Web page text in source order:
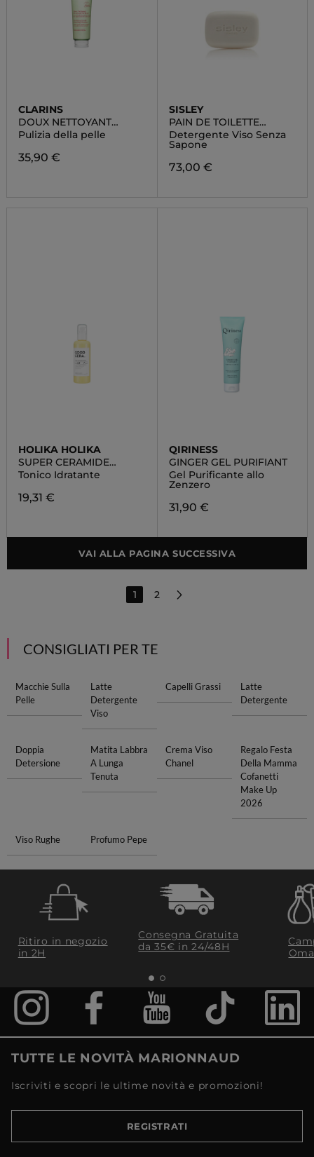
CLARINS
DOUX NETTOYANT
MOUSSANT PURIFIANT
Pulizia della pelle
35,90 €
SISLEY
PAIN DE TOILETTE
FACIAL
Detergente Viso Senza
Sapone
73,00 €
HOLIKA HOLIKA
SUPER CERAMIDE
TONER
Tonico Idratante
19,31 €
QIRINESS
GINGER GEL PURIFIANT
Gel Purificante allo
Zenzero
31,90 €
VAI ALLA PAGINA SUCCESSIVA
1 2
CONSIGLIATI PER TE
Macchie Sulla
Pelle
Latte
Detergente
Viso
Capelli Grassi
Latte
Detergente
Doppia
Detersione
Matita Labbra
A Lunga
Tenuta
Crema Viso
Chanel
Regalo Festa
Della Mamma
Cofanetti
Make Up
2026
Viso Rughe Profumo Pepe
Ritiro in negozio
in 2H
Consegna Gratuita
da 35€​ in 24/48H
TUTTE LE NOVITÀ MARIONNAUD
Iscriviti e scopri le ultime novità e promozioni!
REGISTRATI